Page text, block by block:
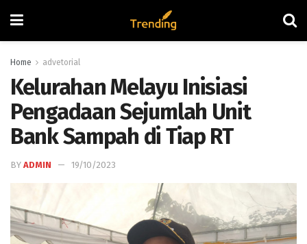
Home advetorial
Kelurahan Melayu Inisiasi
Pengadaan Sejumlah Unit
Bank Sampah di Tiap RT
BY ADMIN 19/10/2023